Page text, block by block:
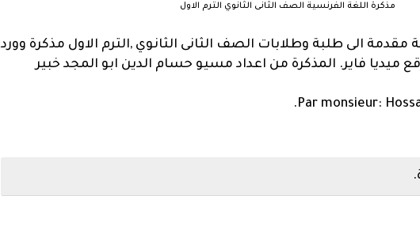
مذكرة اللغة الفرنسية الصف الثانى الثانوي الترم الاول
الى طلبة وطلابات الصف الثانى الثانوي ,الترم الاول مذكرة وورد
ميديا فاير. المذكرة من اعداد مسيو حسام الدين ابو المجد خبير
Par monsieur: